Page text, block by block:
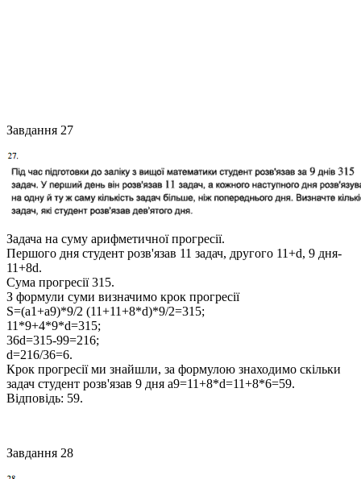
Завдання 27
Задача на суму арифметичної прогресії.
Першого дня студент розв'язав 11 задач, другого 11+d, 9 дня-
11+8d.
Cума прогресії315.
З формули суми визначимо крок прогресії
S=(a1+a9)*9/2 (11+11+8*d)*9/2=315;
11*9+4*9*d=315;
36d=315-99=216;
d=216/36=6.
Крок прогресії ми знайшли, за формулою знаходимо скільки
задач студент розв'язав 9 дня a9=11+8*d=11+8*6=59.
Відповідь: 59.
Завдання 28